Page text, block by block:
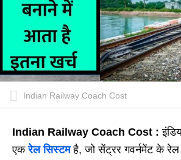
Indian Railway Coach Cost
Indian Railway Coach Cost :
एकरेल सिस्टमहै, जो सेंट्रर गवर्नमेंट के